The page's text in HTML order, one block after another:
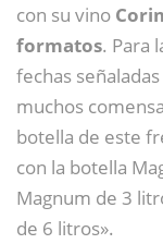
con su vino
formatos. Para
fechas
muchos
botella de este
con la botella
Magnum de 3
de 6 litros».